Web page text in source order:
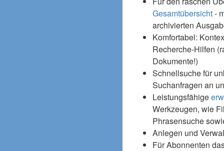
Gesamtübersicht-
archivierten
Komfortabel:
Recherche-Hilfen
Dokumente!)
Schnellsuche für
Suchanfragen an
Leistungsfähige
Werkzeugen, wie
Phrasensuche
Anlegen und
Für Abonnenten